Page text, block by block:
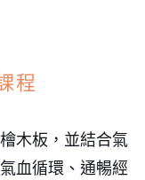
程
木板，並結合氣
血循環、通暢經